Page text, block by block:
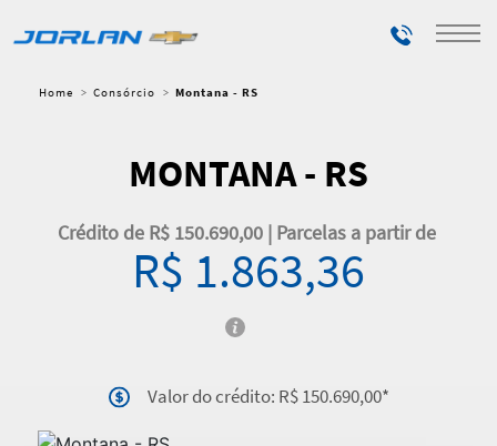
Telefones
Home Consórcio Montana - RS
MONTANA - RS
Crédito de R$ 150.690,00 | Parcelas a partir de
R$ 1.863,36
Valor do crédito: R$ 150.690,00*